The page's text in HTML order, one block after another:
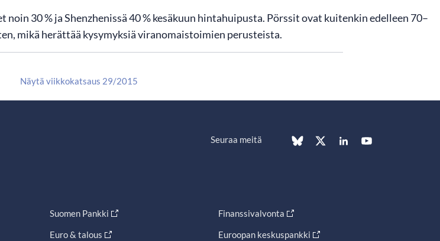
noin 30 % ja Shenzhenissä 40 % kesäkuun hintahuipusta. Pörssit ovat kuitenkin edelleen 70–
mikä herättää kysymyksiä viranomaistoimien perusteista.
Näytä viikkokatsaus 29/2015
Seuraa meitä
Suomen Pankki
Euro & talous
Finanssivalvonta
Euroopan keskuspankki